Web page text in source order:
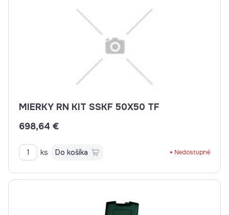
MIERKY RN KIT SSKF 50X50 TF
698,64 €
ks Do košíka Nedostupné